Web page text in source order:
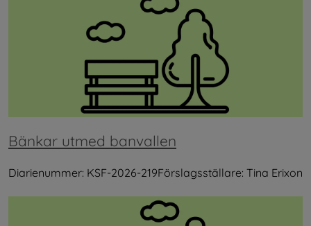
Bänkar utmed banvallen
Diarienummer: KSF-2026-219Förslagsställare: Tina Erixon